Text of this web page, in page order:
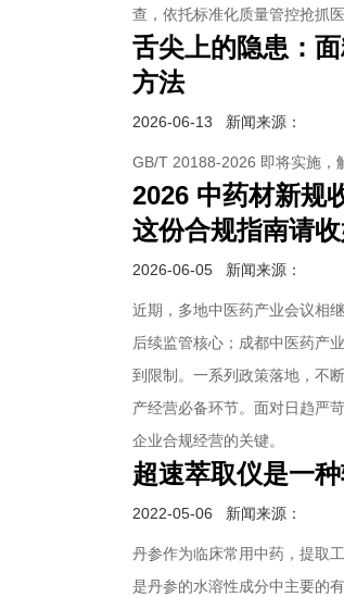
查，依托标准化质量管控抢抓
舌尖上的隐患：
方法
2026-06-13 新闻来源：
GB/T 20188-2026 即将实施，
2026 中药材新规
这份合规指南请
2026-06-05 新闻来源：
近期，多地中医药产业会议相
后续监管核心；成都中医药产
到限制。一系列政策落地，不
产经营必备环节。面对日趋严
企业合规经营的关键。
超速萃取仪是一
2022-05-06 新闻来源：
丹参作为临床常用中药，提取
是丹参的水溶性成分中主要的